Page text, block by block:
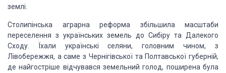
землі.
Столипінська аграрна реформа збільшила масштаби
переселення з українських земель до Сибіру та Далекого
Сходу. Їхали українські селяни, головним чином, з
Лівобережжя, а саме з Чернігівської та Полтавської губерній,
де найгостріше відчувався земельний голод, поширена була